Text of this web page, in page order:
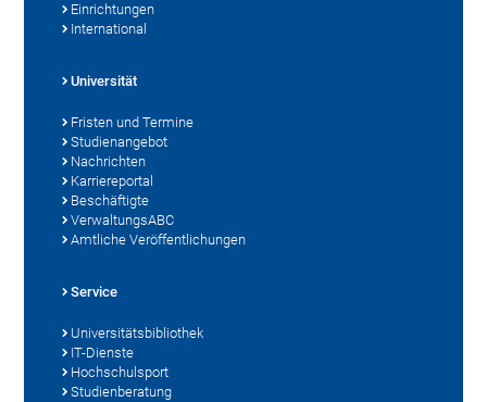
Einrichtungen
International
Universität
Fristen und Termine
Studienangebot
Nachrichten
Karriereportal
Beschäftigte
VerwaltungsABC
Amtliche Veröffentlichungen
Service
Universitätsbibliothek
IT-Dienste
Hochschulsport
Studienberatung